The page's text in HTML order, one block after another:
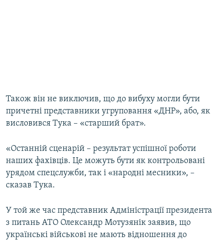
Також він не виключив, що до вибуху могли бути
причетні представники угруповання «ДНР», або, як
висловився Тука – «старший брат».
«Останній сценарій – результат успішної роботи
наших фахівців. Це можуть бути як контрольовані
урядом спецслужби, так і «народні месники», –
сказав Тука.
У той же час представник Адміністрації президента
з питань АТО Олександр Мотузянік заявив, що
українські військові не мають відношення до